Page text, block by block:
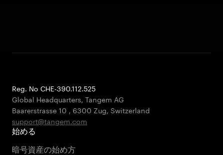
Reg. No CHE-390.112.525
Global Headquarters, Tangem AG
Baarerstrasse 10 , 6300 Zug, Switzerland
support@tangem.com
始める
暗号資産の始め方